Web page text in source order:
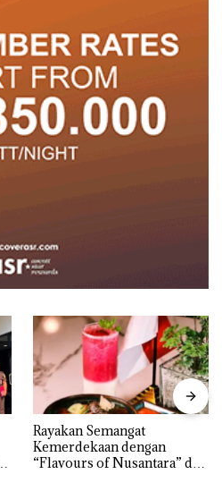
Rayakan Semangat
Kemerdekaan dengan
“Flavours of Nusantara” di